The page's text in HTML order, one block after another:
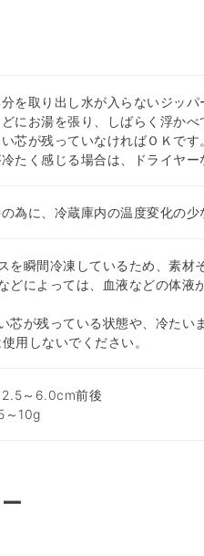
を取り出し水が入らないジッパ
にお湯を張り、しばらく浮かべ
芯が残っていなければＯＫです
たく感じる場合は、ドライヤー
為に、冷蔵庫内の温度変化の少
を瞬間冷凍しているため、素材
どによっては、血液などの体液
芯が残っている状態や、冷たい
用しないでください。
～6.0cm前後
～10g